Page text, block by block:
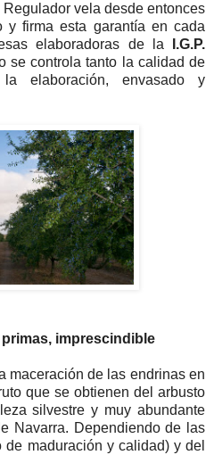
vela desde entonces
y firma esta garantía en cada
elaboradoras de la
I.G.P.
se controla tanto la calidad de
elaboración, envasado y
imprescindible
maceración de las endrinas en
que se obtienen del arbusto
silvestre y muy abundante
Navarra. Dependiendo de las
maduración y calidad) y del